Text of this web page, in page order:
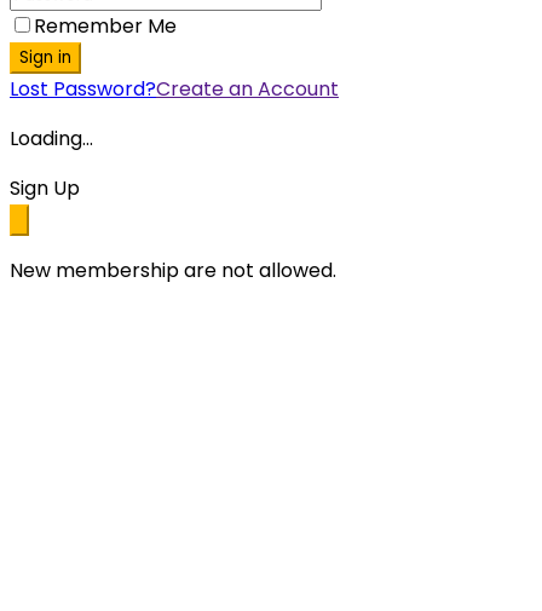
Remember Me
Sign in
Lost Password?Create an Account
Loading...
Sign Up
New membership are not allowed.